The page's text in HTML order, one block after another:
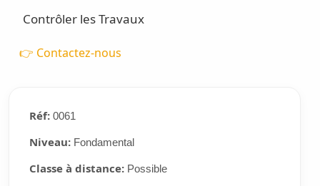
Contrôler les Travaux
👉 Contactez-nous
Réf:0061
Niveau:Fondamental
Classe à distance:Possible